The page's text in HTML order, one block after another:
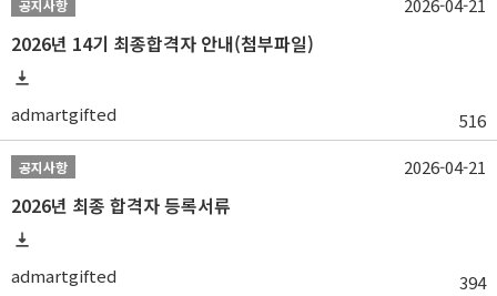
공지사항
2026년 14기 최종합격자 안내(첨부파일)
admartgifted 516
2026-04-21
공지사항
2026년 최종 합격자 등록서류
admartgifted 394
2026-04-21